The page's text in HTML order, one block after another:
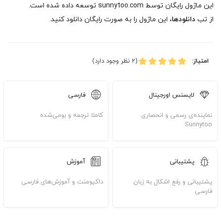
این ماژول رایگان توسط sunnytoo.com توسعه داده شده است.
از تب دانلودها، این ماژول را به صورت رایگان دانلود کنید.
امتیاز: (2 نظر وجود دارد)
لایسنس اورجینال
نماینده‌ی رسمی و انحصاری
Sunnytoo
فارسی
کاملا ترجمه و بومی‌شده
پشتیبانی
پشتیبانی و رفع اشکال به زبان
فارسی
آموزش
داکیومنت و آموزش‌های فارسی